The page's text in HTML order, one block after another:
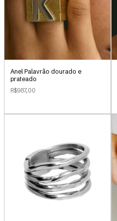
Anel Palavrão dourado e
prateado
R$987,00